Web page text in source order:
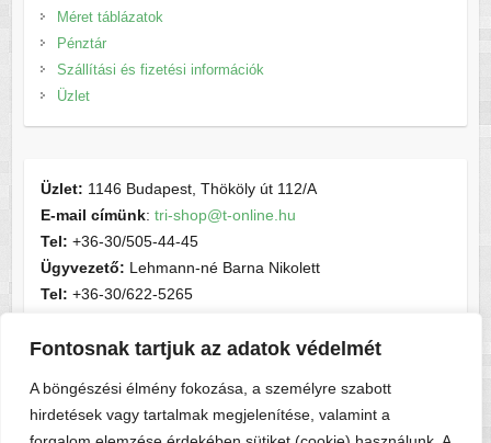
Fontosnak tartjuk az adatok védelmét
A böngészési élmény fokozása, a személyre szabott
hirdetések vagy tartalmak megjelenítése, valamint a
Méret táblázatok
Pénztár
Szállítási és fizetési információk
Üzlet
Üzlet: 1146 Budapest, Thököly út 112/A
E-mail címünk: tri-shop@t-online.hu
Tel: +36-30/505-44-45
Ügyvezető: Lehmann-né Barna Nikolett
Tel: +36-30/622-5265
Cégjegyzékszám:cg05-06-015156